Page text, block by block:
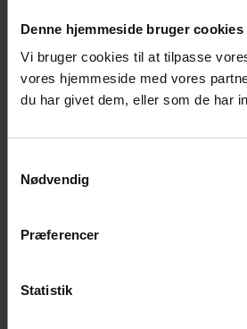
Denne hjemmeside bruger cookies
Vi bruger cookies til at tilpasse
vores hjemmeside med vores
du har givet dem, eller som de har
Nødvendig
Præferencer
Statistik